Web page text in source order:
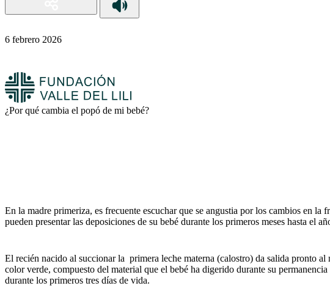
6 febrero 2026
¿Por qué cambia el popó de mi bebé?
En la madre primeriza, es frecuente escuchar que se angustia por los cambios en
pueden presentar las deposiciones de su bebé durante los primeros meses hasta el
El recién nacido al succionar la primera leche materna (calostro) da salida pronto
color verde, compuesto del material que el bebé ha digerido durante su
durante los primeros tres días de vida.